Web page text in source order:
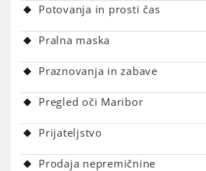
Potovanja in prosti čas
Pralna maska
Praznovanja in zabave
Pregled oči Maribor
Prijateljstvo
Prodaja nepremičnine